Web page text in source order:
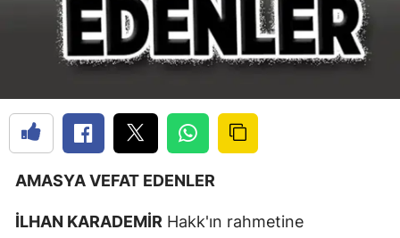
AMASYA VEFAT EDENLER
İLHAN KARADEMİR Hakk'ın rahmetine